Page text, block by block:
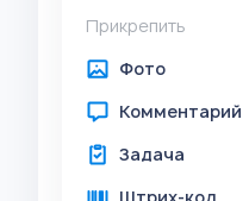
Прикрепить
Фото
Комментарий
Задача